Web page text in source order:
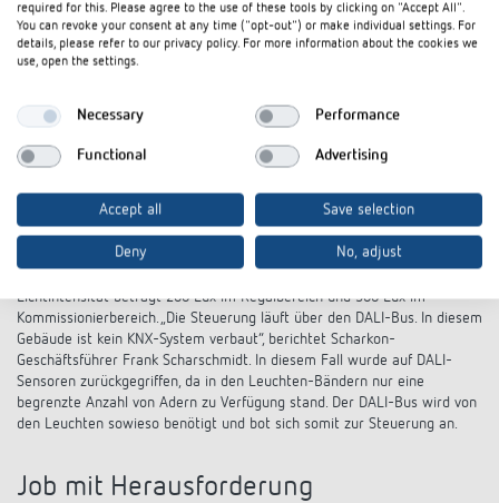
In der Halle sind unterschiedliche Flächennutzungen vorgesehen: Es gibt
Freiflächen für Stückgut und einen regalierten Teil für Palettenregale.
Die Regale sind im Abstand von 6 Metern angeordnet. Alle 30 bis 40 m
optimale Beleuchtung der Regalgänge steuern. In dem Gebäude wurden
unterschiedliche Melder mit verschiedenen Erfassungsbereichen verbaut.
Ihre maximale Installationshöhe liegt bei 15 Metern. In der Halle wurden
zwei unterschiedliche Meldertypen verbaut. Den thePassa
Korridormelder wählten die Planer, da sein Erfassungsbereich optimal
den Bereich zwischen den Regalen erfasst. In den Umschlagszonen sind
zum Teil theRonda verbaut worden, da er sich mit seiner runden
Erfassung besser anbietet. Über eine Wago-SPS-Steuerung werden
Lichtintensität beträgt 200 Lux im Regalbereich und 300 Lux im
Kommissionierbereich. „Die Steuerung läuft über den DALI-Bus. In diesem
Gebäude ist kein KNX-System verbaut“, berichtet Scharkon-
Geschäftsführer Frank Scharschmidt. In diesem Fall wurde auf DALI-
Sensoren zurückgegriffen, da in den Leuchten-Bändern nur eine
begrenzte Anzahl von Adern zu Verfügung stand. Der DALI-Bus wird von
den Leuchten sowieso benötigt und bot sich somit zur Steuerung an.
Job mit Herausforderung
required for this. Please agree to the use of these tools by clicking on "Accept All".
You can revoke your consent at any time ("opt-out") or make individual settings. For
details, please refer to our privacy policy. For more information about the cookies we
use, open the settings.
Necessary Performance
Functional Advertising
Accept all Save selection
Deny No, adjust